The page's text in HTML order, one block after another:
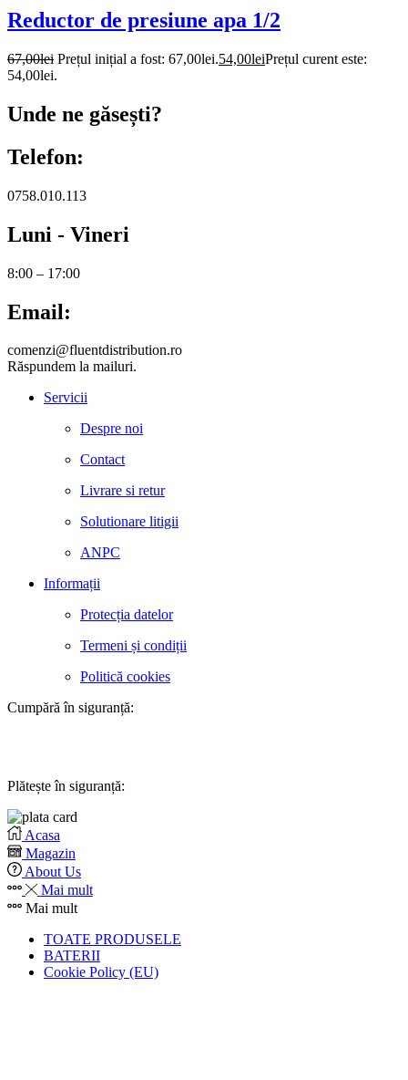
Reductor de presiune apa 1/2
67,00lei Prețul inițial a fost: 67,00lei.54,00leiPrețul curent este:
54,00lei.
Unde ne găsești?
Telefon:
0758.010.113
Luni - Vineri
8:00 – 17:00
Email:
comenzi@fluentdistribution.ro
Răspundem la mailuri.
Servicii
Despre noi
Contact
Livrare si retur
Solutionare litigii
ANPC
Informații
Protecția datelor
Termeni și condiții
Politică cookies
Cumpără în siguranță:
Plătește în siguranță:
Acasa
Magazin
About Us
Mai mult
Mai mult
TOATE PRODUSELE
BATERII
Cookie Policy (EU)